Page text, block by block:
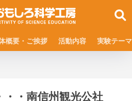
概要・ご挨拶 活動内容 実験テーマ
・・南信州観光公社